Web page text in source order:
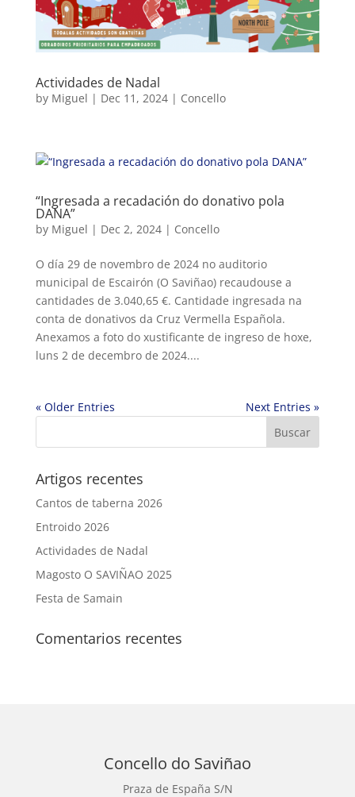
Actividades de Nadal
by Miguel | Dec 11, 2024| Concello
“Ingresada a recadación do donativo pola
DANA”
by Miguel | Dec 2, 2024| Concello
O día 29 de novembro de 2024 no auditorio
municipal de Escairón (O Saviñao) recaudouse a
cantidades de 3.040,65 €. Cantidade ingresada na
conta de donativos da Cruz Vermella Española.
Anexamos a foto do xustificante de ingreso de hoxe,
luns 2 de decembro de 2024....
« Older Entries Next Entries »
Artigos recentes
Cantos de taberna 2026
Entroido 2026
Actividades de Nadal
Magosto O SAVIÑAO 2025
Festa de Samain
Comentarios recentes
Concello do Saviñao
Praza de España S/N